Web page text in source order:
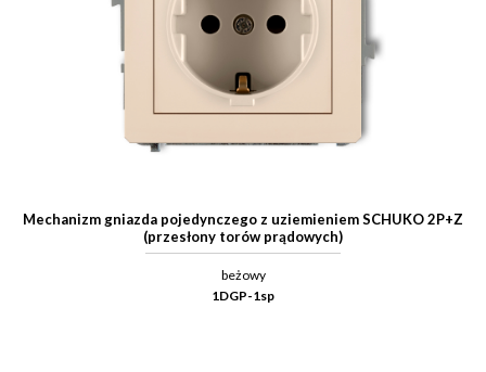
Mechanizm gniazda pojedynczego z uziemieniem SCHUKO 2P+Z
(przesłony torów prądowych)
beżowy
1DGP-1sp